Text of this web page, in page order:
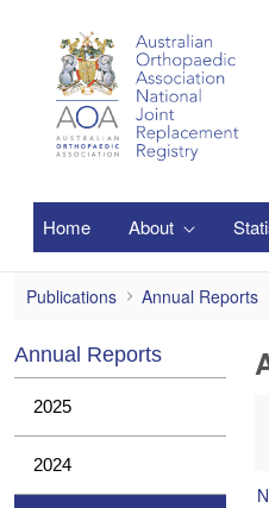
Home About
Supplementary
Publications Annual Reports
Annual Reports
2025
2024